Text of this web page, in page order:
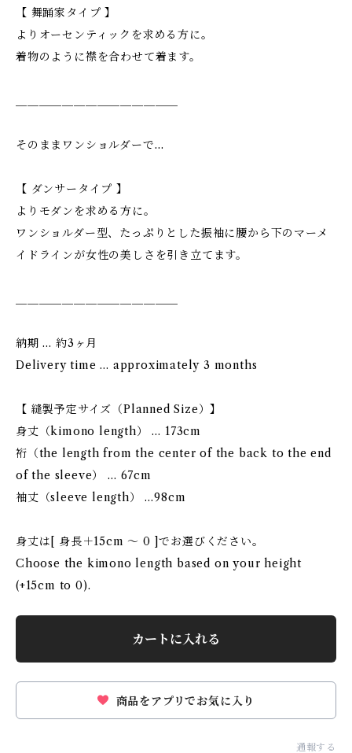
【 舞踊家タイプ 】
よりオーセンティックを求める方に。
着物のように襟を合わせて着ます。
そのままワンショルダーで…
【 ダンサータイプ 】
よりモダンを求める方に。
ワンショルダー型、たっぷりとした振袖に腰から下のマーメ
イドラインが女性の美しさを引き立てます。
納期 … 約3ヶ月
Delivery time … approximately 3 months
【 縫製予定サイズ（Planned Size）】
身丈（kimono length） … 173cm
裄（the length from the center of the back to the end
of the sleeve） … 67cm
袖丈（sleeve length） …98cm
身丈は[ 身長＋15cm 〜 0 ]でお選びください。
Choose the kimono length based on your height
(+15cm to 0).
カートに入れる
商品をアプリでお気に入り
通報する